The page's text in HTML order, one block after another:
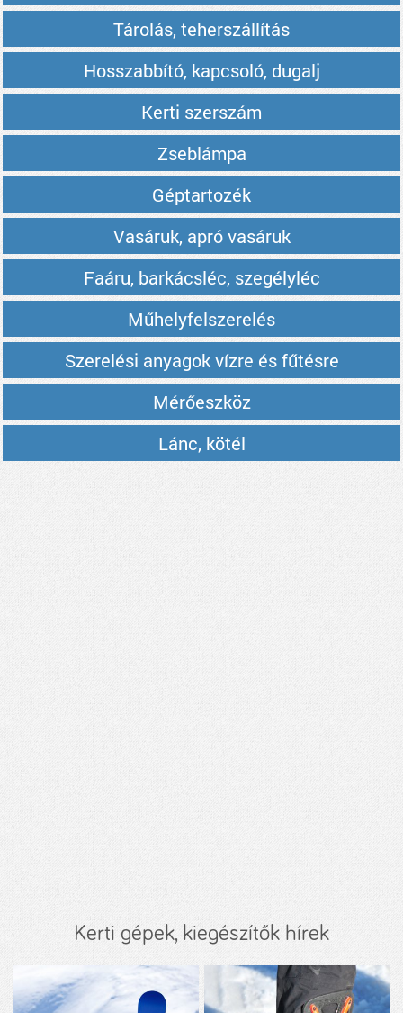
Tárolás, teherszállítás
Hosszabbító, kapcsoló, dugalj
Kerti szerszám
Zseblámpa
Géptartozék
Vasáruk, apró vasáruk
Faáru, barkácsléc, szegélyléc
Műhelyfelszerelés
Szerelési anyagok vízre és fűtésre
Mérőeszköz
Lánc, kötél
Kerti gépek, kiegészítők hírek